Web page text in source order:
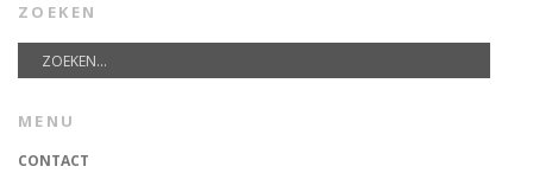
ZOEKEN
MENU
CONTACT